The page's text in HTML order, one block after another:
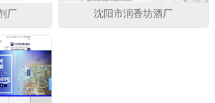
厂 沈阳市润香坊酒厂